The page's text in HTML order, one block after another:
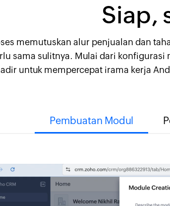
Siap,
memutuskan alur penjualan dan
sama sulitnya. Mulai dari
untuk mempercepat irama kerja
Pembuatan Modul